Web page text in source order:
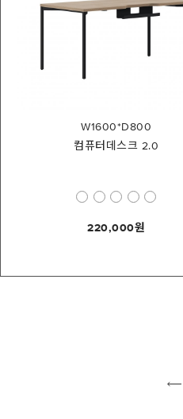
W1600*D800
컴퓨터데스크 2.0
220,000